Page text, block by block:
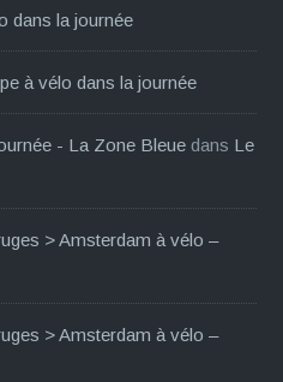
dans la journée
à vélo dans la journée
- La Zone Bleue dans Le
> Amsterdam à vélo –
> Amsterdam à vélo –